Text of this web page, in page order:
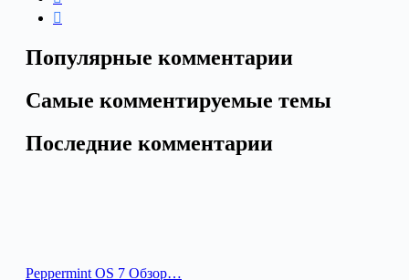
Популярные комментарии
Самые комментируемые темы
Последние комментарии
Peppermint OS 7 Обзор…